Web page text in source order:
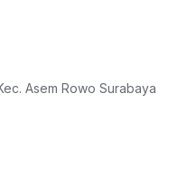
Asem Rowo Surabaya